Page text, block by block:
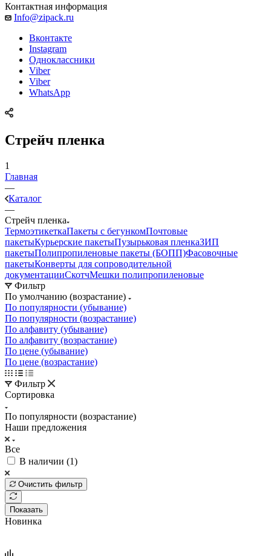
Контактная информация
Info@zipack.ru
Вконтакте
Instagram
Одноклассники
Viber
Viber
WhatsApp
Стрейч пленка
1
Главная
—
Каталог
—
Стрейч пленка
ТермоэтикеткаПакеты с бегункомПочтовые
пакетыКурьерские пакетыПузырьковая пленкаЗИП
пакетыПолипропиленовые пакеты (БОПП)Фасовочные
пакетыКонверты для сопроводительной
документацииСкотчМешки полипропиленовые
Фильтр
По умолчанию (возрастание)
По популярности (убывание)
По популярности (возрастание)
По алфавиту (убывание)
По алфавиту (возрастание)
По цене (убывание)
По цене (возрастание)
Фильтр
Сортировка
По популярности (возрастание)
Наши предложения
Все
В наличии (1)
Очистить фильтр
Показать
Новинка